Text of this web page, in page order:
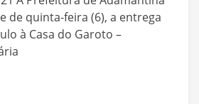
de quinta-feira (6), a entrega
à Casa do Garoto –